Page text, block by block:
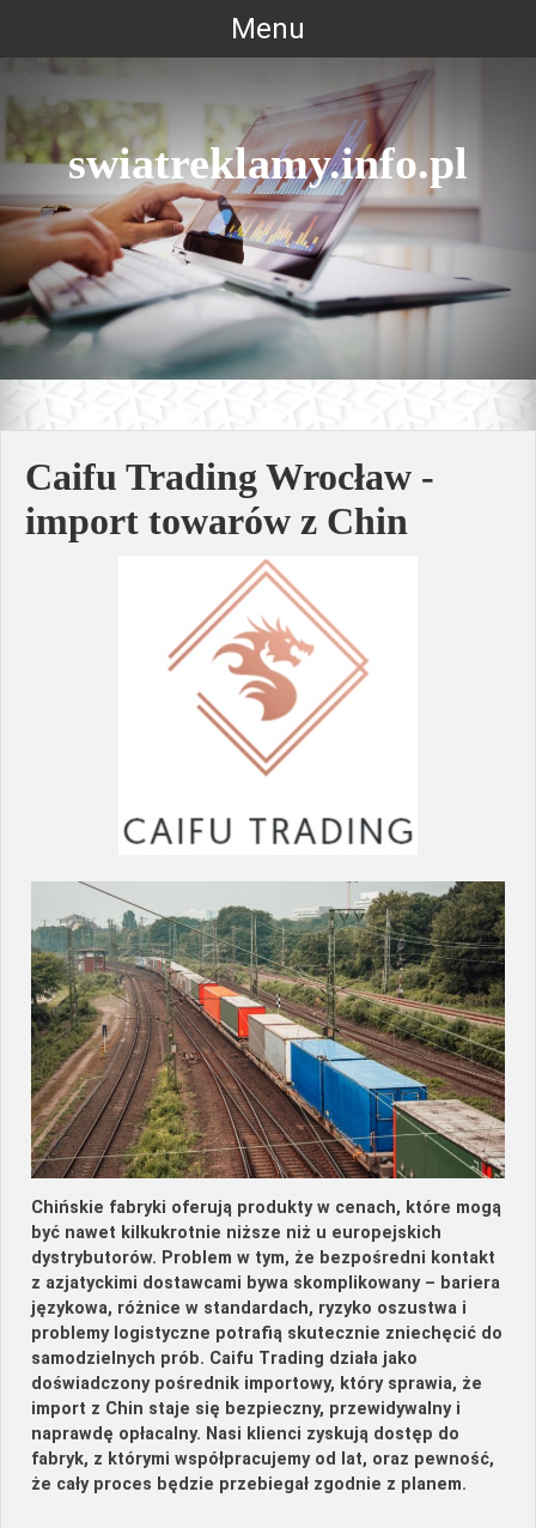
content
Menu
swiatreklamy.info.pl
Caifu Trading Wrocław -
import towarów z Chin
Chińskie fabryki oferują produkty w cenach, które mogą
być nawet kilkukrotnie niższe niż u europejskich
dystrybutorów. Problem w tym, że bezpośredni kontakt
z azjatyckimi dostawcami bywa skomplikowany – bariera
językowa, różnice w standardach, ryzyko oszustwa i
problemy logistyczne potrafią skutecznie zniechęcić do
samodzielnych prób. Caifu Trading działa jako
doświadczony pośrednik importowy, który sprawia, że
import z Chin staje się bezpieczny, przewidywalny i
naprawdę opłacalny. Nasi klienci zyskują dostęp do
fabryk, z którymi współpracujemy od lat, oraz pewność,
że cały proces będzie przebiegał zgodnie z planem.